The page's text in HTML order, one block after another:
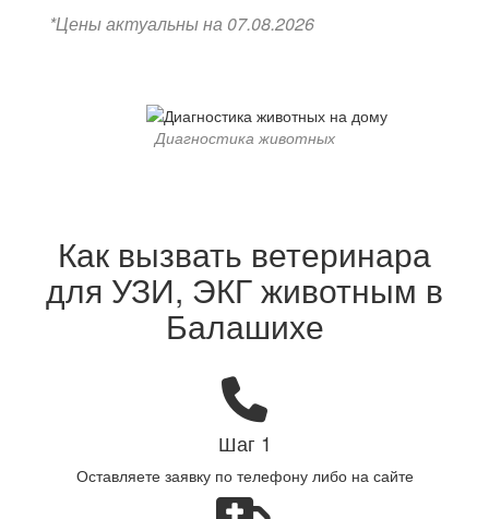
*Цены актуальны на 07.08.2026
Диагностика животных
Как вызвать ветеринара
для УЗИ, ЭКГ животным в
Балашихе
Шаг 1
Оставляете заявку по телефону либо на сайте